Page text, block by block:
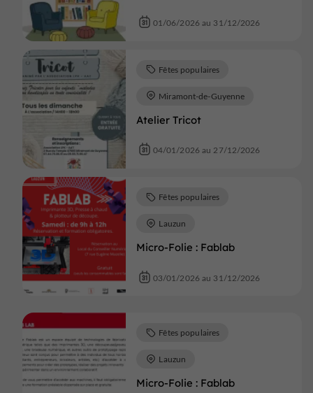
01/06/2026 au 31/12/2026
Atelier Tricot
Fêtes populaires
Miramont-de-Guyenne
04/01/2026 au 27/12/2026
Micro-Folie : Fablab
Fêtes populaires
Lauzun
03/01/2026 au 31/12/2026
Micro-Folie : Fablab
Fêtes populaires
Lauzun